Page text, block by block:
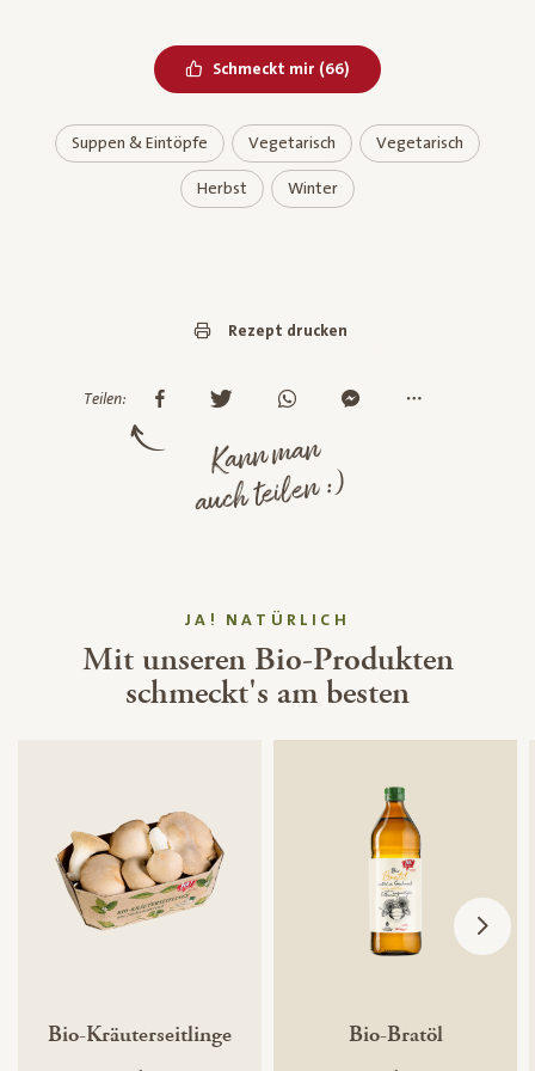
Schmeckt mir Bereits geliked
(66)
Suppen & Eintöpfe Vegetarisch Vegetarisch
Herbst Winter
Rezept drucken
Teilen:
Kann man
auch teilen :)
JA! NATÜRLICH
Mit unseren Bio-Produkten
schmeckt's am besten
Bio-Kräuterseitlinge Bio-Bratöl